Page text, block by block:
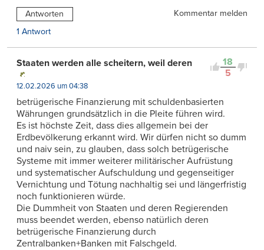
Antworten
Kommentar melden
1 Antwort
18
5
Staaten werden alle scheitern, weil deren
12.02.2026 um 04:38
betrügerische Finanzierung mit schuldenbasierten
Währungen grundsätzlich in die Pleite führen wird.
Es ist höchste Zeit, dass dies allgemein bei der
Erdbevölkerung erkannt wird. Wir dürfen nicht so dumm
und naiv sein, zu glauben, dass solch betrügerische
Systeme mit immer weiterer militärischer Aufrüstung
und systematischer Aufschuldung und gegenseitiger
Vernichtung und Tötung nachhaltig sei und längerfristig
noch funktionieren würde.
Die Dummheit von Staaten und deren Regierenden
muss beendet werden, ebenso natürlich deren
betrügerische Finanzierung durch
Zentralbanken+Banken mit Falschgeld.